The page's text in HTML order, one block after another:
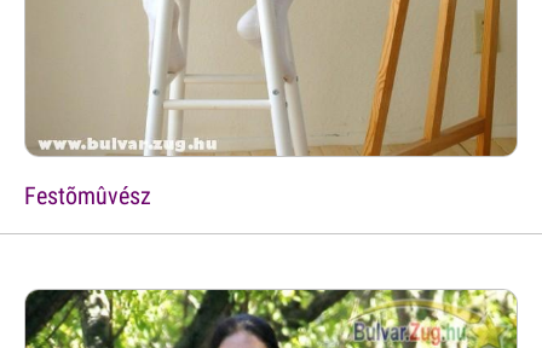
Festõmûvész